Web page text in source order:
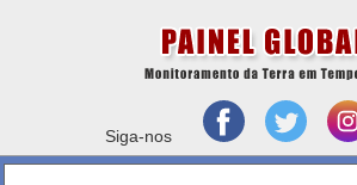
Siga-nos